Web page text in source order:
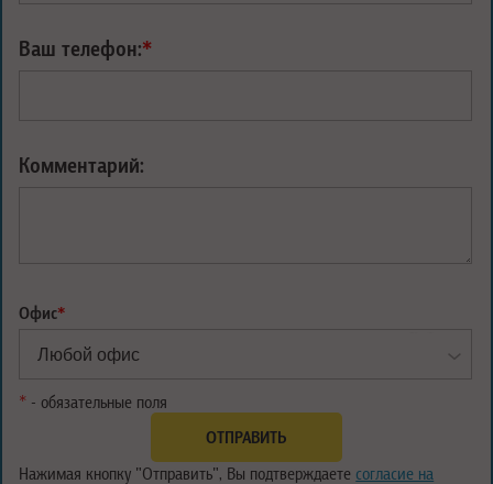
Ваш телефон:*
Комментарий:
Офис*
* - обязательные поля
Нажимая кнопку "Отправить", Вы подтверждаете согласие на